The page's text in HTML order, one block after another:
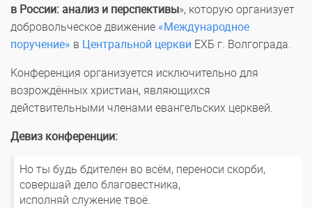
в России: анализ и перспективы», которую организует
добровольческое движение «Международное
поручение» в Центральной церкви ЕХБ г. Волгограда.
Конференция организуется исключительно для
возрождённых христиан, являющихся
действительными членами евангельских церквей.
Девиз конференции:
Но ты будь бдителен во всём, переноси скорби,
совершай дело благовестника,
исполняй служение твоё.